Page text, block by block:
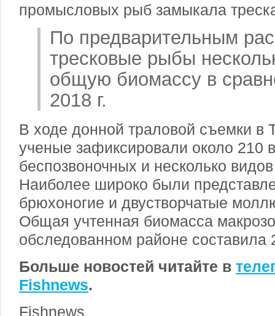
промысловых рыб замыкала
По предварительным
тресковые рыбы
общую биомассу в
2018 г.
В ходе донной траловой съемки в
ученые зафиксировали около 210
беспозвоночных и несколько
Наиболее широко были
брюхоногие и двустворчатые
Общая учтенная биомасса
обследованном районе составила
Больше новостей читайте в
Fishnews.
Fishnews